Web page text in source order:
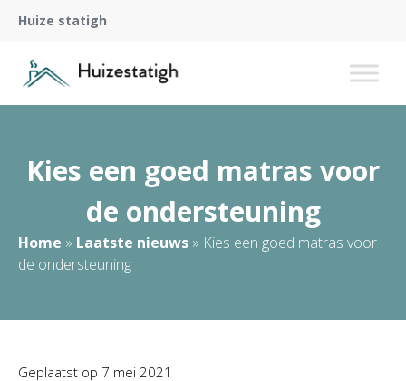
Huize statigh
Kies een goed matras voor
de ondersteuning
Home » Laatste nieuws » Kies een goed matras voor
de ondersteuning
Geplaatst op 7 mei 2021